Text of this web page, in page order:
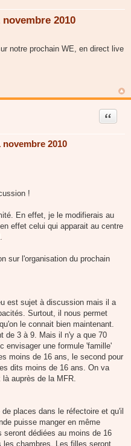
2010
notre prochain WE, en direct live
2010
Citer
!
En effet, je le modifierais au
effet celui qui apparait au centre
sur l'organisation du prochain
est sujet à discussion mais il a
Surtout, il nous permet
le connait bien maintenant.
de 3 à 9. Mais il n'y a que 70
envisager une formule 'famille'
moins de 16 ans, le second pour
dits moins de 16 ans. On va
auprès de la MFR.
places dans le réfectoire et qu'il
puisse manger en même
dédiées au moins de 16
les chambres. Les filles seront